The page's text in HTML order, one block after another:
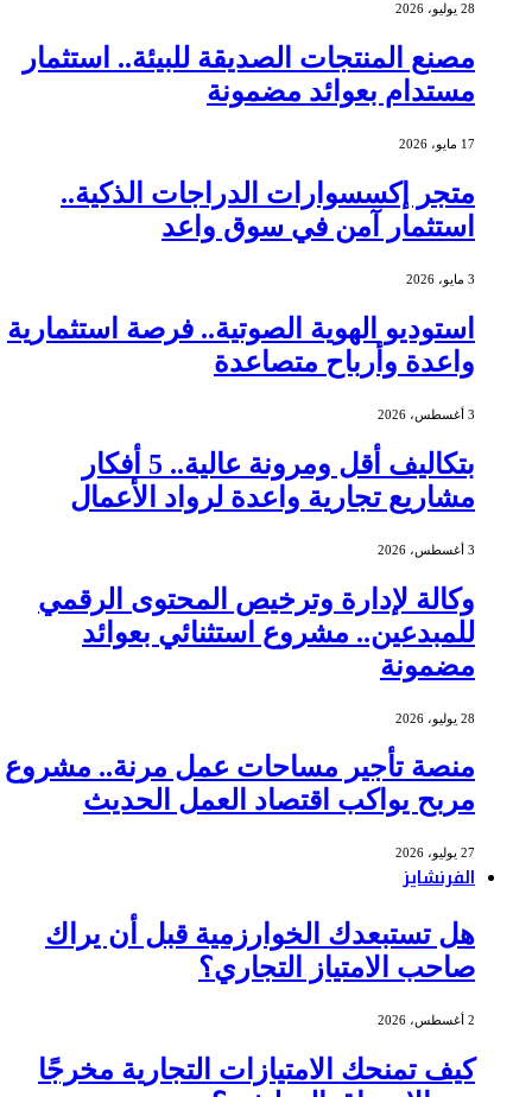
28 يوليو، 2026
مصنع المنتجات الصديقة للبيئة.. استثمار
مستدام بعوائد مضمونة
17 مايو، 2026
متجر إكسسوارات الدراجات الذكية..
استثمار آمن في سوق واعد
3 مايو، 2026
استوديو الهوية الصوتية.. فرصة استثمارية
واعدة وأرباح متصاعدة
3 أغسطس، 2026
بتكاليف أقل ومرونة عالية.. 5 أفكار
مشاريع تجارية واعدة لرواد الأعمال
3 أغسطس، 2026
وكالة لإدارة وترخيص المحتوى الرقمي
للمبدعين.. مشروع استثنائي بعوائد
مضمونة
28 يوليو، 2026
منصة تأجير مساحات عمل مرنة.. مشروع
مربح يواكب اقتصاد العمل الحديث
27 يوليو، 2026
الفرنشايز
هل تستبعدك الخوارزمية قبل أن يراك
صاحب الامتياز التجاري؟
2 أغسطس، 2026
كيف تمنحك الامتيازات التجارية مخرجًا